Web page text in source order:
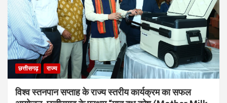
छत्तीसगढ़ राज्य
विश्व स्तनपान सप्ताह के राज्य स्तरीय कार्यक्रम का सफल